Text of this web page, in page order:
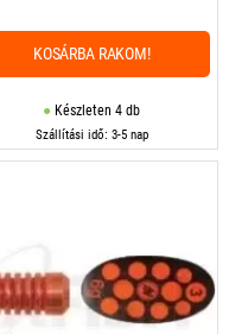
Készleten 4 db
Szállítási idő: 3-5 nap
KOSÁRBA RAKOM!